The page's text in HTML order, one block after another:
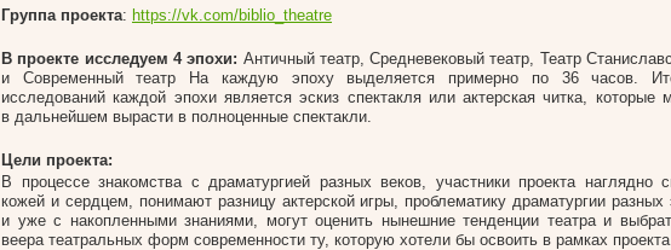
Группа проекта: https://vk.com/biblio_theatre
В проекте исследуем 4 эпохи: Античный театр, Средневековый театр, Театр
и Современный театр На каждую эпоху выделяется примерно по 36 часов.
исследований каждой эпохи является эскиз спектакля или актерская читка, которые
в дальнейшем вырасти в полноценные спектакли.
Цели проекта:
В процессе знакомства с драматургией разных веков, участники проекта наглядно
кожей и сердцем, понимают разницу актерской игры, проблематику драматургии разных
и уже с накопленными знаниями, могут оценить нынешние тенденции театра и
веера театральных форм современности ту, которую хотели бы освоить в рамках